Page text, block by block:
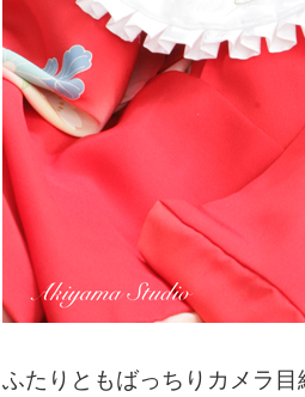
ふたりともばっちりカメラ